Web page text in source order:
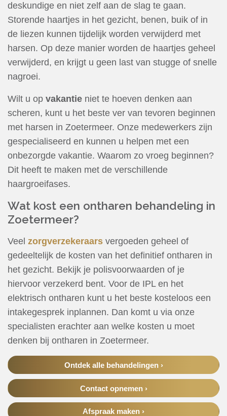
deskundige en niet zelf aan de slag te gaan.
Storende haartjes in het gezicht, benen, buik of in
de liezen kunnen tijdelijk worden verwijderd met
harsen. Op deze manier worden de haartjes geheel
verwijderd, en krijgt u geen last van stugge of snelle
nagroei.
Wilt u op vakantie niet te hoeven denken aan
scheren, kunt u het beste ver van tevoren beginnen
met harsen in Zoetermeer. Onze medewerkers zijn
gespecialiseerd en kunnen u helpen met een
onbezorgde vakantie. Waarom zo vroeg beginnen?
Dit heeft te maken met de verschillende
haargroeifases.
Wat kost een ontharen behandeling in
Zoetermeer?
Veel zorgverzekeraars vergoeden geheel of
gedeeltelijk de kosten van het definitief ontharen in
het gezicht. Bekijk je polisvoorwaarden of je
hiervoor verzekerd bent. Voor de IPL en het
elektrisch ontharen kunt u het beste kosteloos een
intakegesprek inplannen. Dan komt u via onze
specialisten erachter aan welke kosten u moet
denken bij ontharen in Zoetermeer.
Ontdek alle behandelingen ›
Contact opnemen ›
Afspraak maken ›